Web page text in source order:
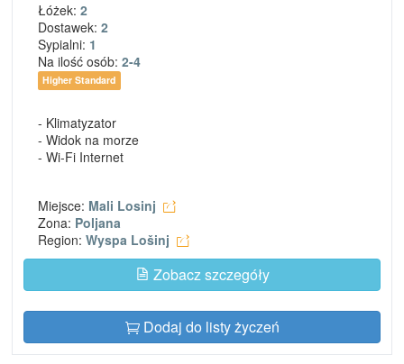
Łóżek: 2
Dostawek: 2
Sypialni: 1
Na ilość osób: 2-4
Higher Standard
- Klimatyzator
- Widok na morze
- Wi-Fi Internet
Miejsce: Mali Losinj
Zona: Poljana
Region: Wyspa Lošinj
Zobacz szczegóły
Dodaj do listy życzeń